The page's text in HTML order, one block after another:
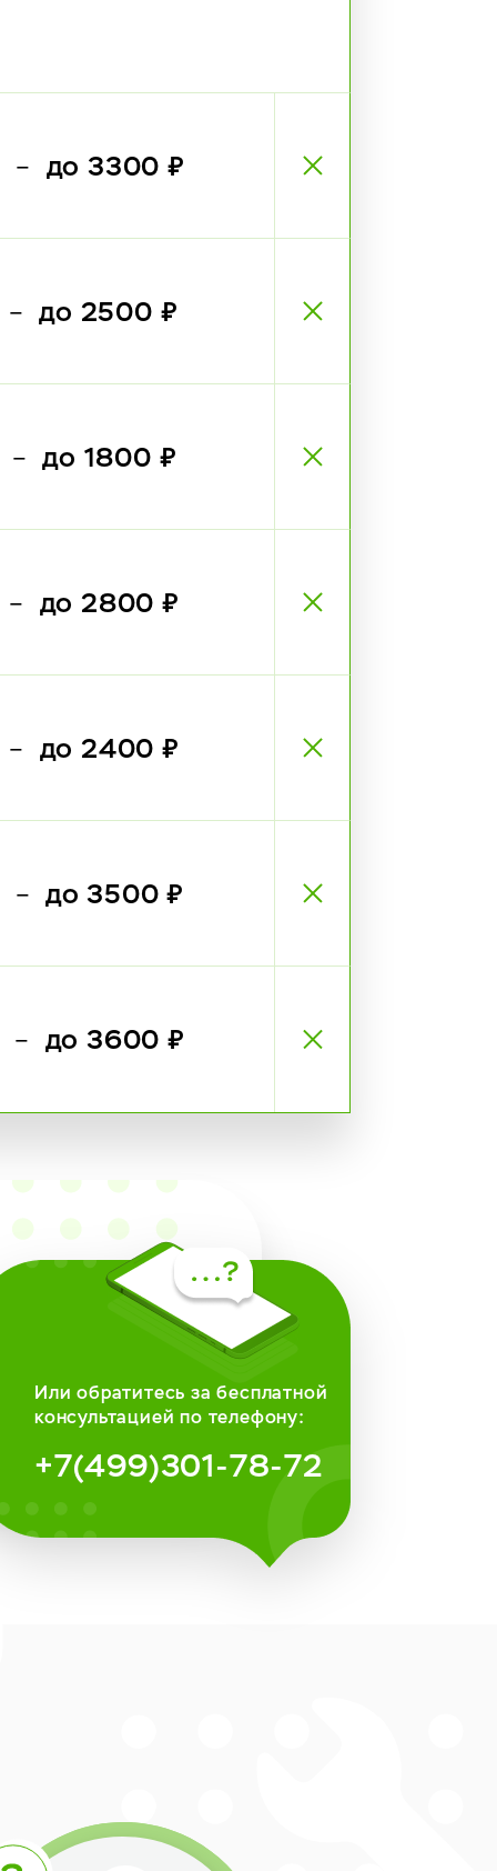
— до 3300 ₽
— до 2500 ₽
— до 1800 ₽
— до 2800 ₽
— до 2400 ₽
— до 3500 ₽
— до 3600 ₽
Или обратитесь за бесплатной
консультацией по телефону:
+7(499)301-78-72